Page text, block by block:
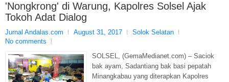
'Nongkrong' di Warung, Kapolres Solsel Ajak
Tokoh Adat Dialog
Jurnal Andalas.com August 31, 2017
Solok Selatan
No comments
SOLSEL, (GemaMedianet.com) – Saciok
bak ayam, Sadantiang bak basi pepatah
Minangkabau yang diterapkan Kapolres